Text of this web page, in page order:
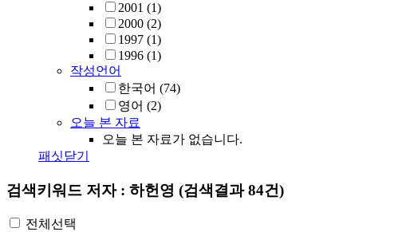
2001 (1)
2000 (2)
1997 (1)
1996 (1)
작성언어
한국어 (74)
영어 (2)
오늘 본 자료
오늘 본 자료가 없습니다.
패싯닫기
검색키워드 저자 : 하헌영 (검색결과 84건)
전체선택